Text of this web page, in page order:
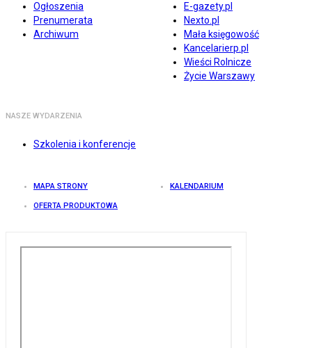
Ogłoszenia
Prenumerata
Archiwum
E-gazety.pl
Nexto.pl
Mała księgowość
Kancelarierp.pl
Wieści Rolnicze
Życie Warszawy
NASZE WYDARZENIA
Szkolenia i konferencje
MAPA STRONY KALENDARIUM
OFERTA PRODUKTOWA